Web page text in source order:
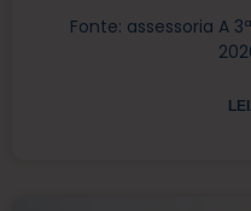
Fonte: assessoria A